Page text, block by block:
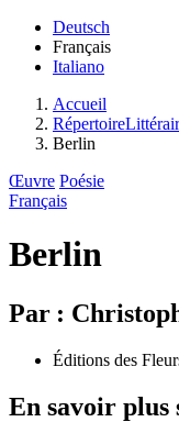
Deutsch
Français
Italiano
Accueil
Berlin
Œuvre Poésie
Français
Berlin
Par :
Éditions des
En savoir